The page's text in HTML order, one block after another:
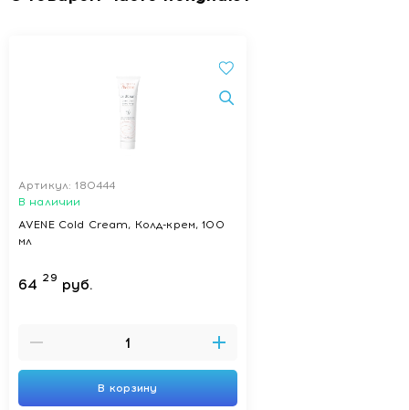
Артикул: 180444
В наличии
AVENE Cold Cream, Колд-крем, 100
мл
64 29 руб.
В корзину